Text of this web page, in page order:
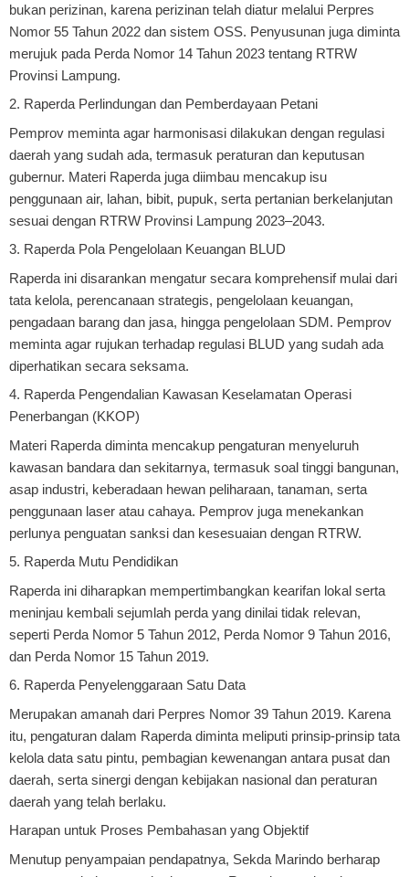
bukan perizinan, karena perizinan telah diatur melalui Perpres
Nomor 55 Tahun 2022 dan sistem OSS. Penyusunan juga diminta
merujuk pada Perda Nomor 14 Tahun 2023 tentang RTRW
Provinsi Lampung.
2. Raperda Perlindungan dan Pemberdayaan Petani
Pemprov meminta agar harmonisasi dilakukan dengan regulasi
daerah yang sudah ada, termasuk peraturan dan keputusan
gubernur. Materi Raperda juga diimbau mencakup isu
penggunaan air, lahan, bibit, pupuk, serta pertanian berkelanjutan
sesuai dengan RTRW Provinsi Lampung 2023–2043.
3. Raperda Pola Pengelolaan Keuangan BLUD
Raperda ini disarankan mengatur secara komprehensif mulai dari
tata kelola, perencanaan strategis, pengelolaan keuangan,
pengadaan barang dan jasa, hingga pengelolaan SDM. Pemprov
meminta agar rujukan terhadap regulasi BLUD yang sudah ada
diperhatikan secara seksama.
4. Raperda Pengendalian Kawasan Keselamatan Operasi
Penerbangan (KKOP)
Materi Raperda diminta mencakup pengaturan menyeluruh
kawasan bandara dan sekitarnya, termasuk soal tinggi bangunan,
asap industri, keberadaan hewan peliharaan, tanaman, serta
penggunaan laser atau cahaya. Pemprov juga menekankan
perlunya penguatan sanksi dan kesesuaian dengan RTRW.
5. Raperda Mutu Pendidikan
Raperda ini diharapkan mempertimbangkan kearifan lokal serta
meninjau kembali sejumlah perda yang dinilai tidak relevan,
seperti Perda Nomor 5 Tahun 2012, Perda Nomor 9 Tahun 2016,
dan Perda Nomor 15 Tahun 2019.
6. Raperda Penyelenggaraan Satu Data
Merupakan amanah dari Perpres Nomor 39 Tahun 2019. Karena
itu, pengaturan dalam Raperda diminta meliputi prinsip-prinsip tata
kelola data satu pintu, pembagian kewenangan antara pusat dan
daerah, serta sinergi dengan kebijakan nasional dan peraturan
daerah yang telah berlaku.
Harapan untuk Proses Pembahasan yang Objektif
Menutup penyampaian pendapatnya, Sekda Marindo berharap